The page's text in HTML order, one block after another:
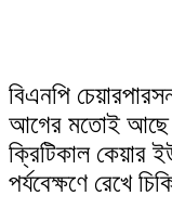
বিএনপি
আগের মতোই আছে।
ক্রিটিকাল কেয়ার
পর্যবেক্ষণে রেখে